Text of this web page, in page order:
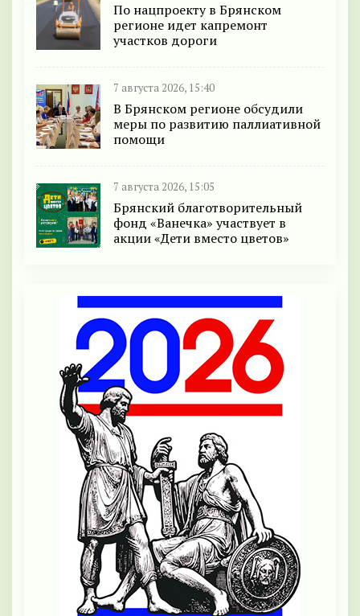
По нацпроекту в Брянском
регионе идет капремонт
участков дороги
7 августа 2026, 15:40
В Брянском регионе обсудили
меры по развитию паллиативной
помощи
7 августа 2026, 15:05
Брянский благотворительный
фонд «Ванечка» участвует в
акции «Дети вместо цветов»